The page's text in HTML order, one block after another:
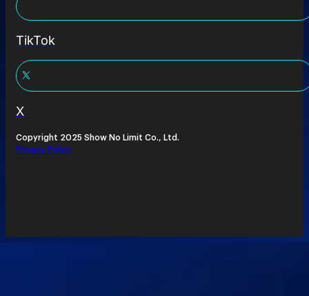
TikTok
X
Copyright 2025 Show No Limit Co., Ltd.
Privacy Policy